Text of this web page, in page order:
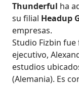
Thunderful ha
su filial Headup
empresas.
Studio Fizbin
ejecutivo,
estudios
(Alemania). Es